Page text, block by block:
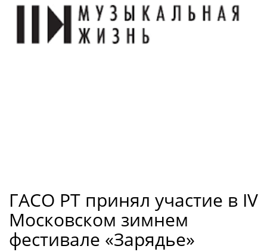
ГАСО РТ принял участие в IV
Московском зимнем
фестивале «Зарядье»